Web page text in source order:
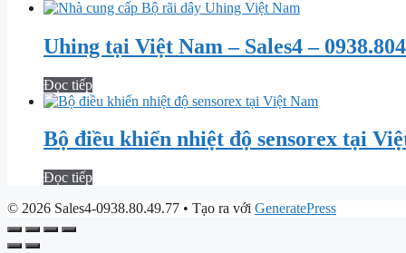
Uhing tại Việt Nam – Sales4 –
Đọc tiếp
Bộ điều khiển nhiệt độ sensorex tại
Đọc tiếp
© 2026 Sales4-0938.80.49.77 • Tạo ra với GeneratePress